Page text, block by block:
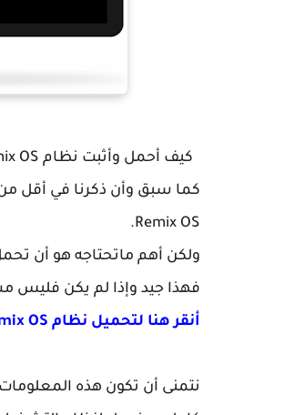
كيف أحمل وأثبت نظام Remix OS على الحاسوب ؟
Remix OS.
فهذا جيد وإذا لم يكن فليس
أنقر هنا لتحميل نظام Remix OS من موقعه الرسمي.